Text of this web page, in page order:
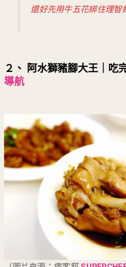
還好先用牛五花綁住理智
２、 阿水獅豬腳大王｜吃
導航